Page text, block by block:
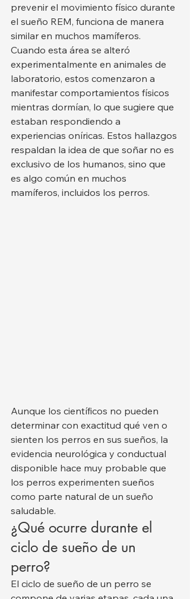
prevenir el movimiento físico durante
el sueño REM, funciona de manera
similar en muchos mamíferos.
Cuando esta área se alteró
experimentalmente en animales de
laboratorio, estos comenzaron a
manifestar comportamientos físicos
mientras dormían, lo que sugiere que
estaban respondiendo a
experiencias oníricas. Estos hallazgos
respaldan la idea de que soñar no es
exclusivo de los humanos, sino que
es algo común en muchos
mamíferos, incluidos los perros.
Aunque los científicos no pueden
determinar con exactitud qué ven o
sienten los perros en sus sueños, la
evidencia neurológica y conductual
disponible hace muy probable que
los perros experimenten sueños
como parte natural de un sueño
saludable.
¿Qué ocurre durante el
ciclo de sueño de un
perro?
El ciclo de sueño de un perro se